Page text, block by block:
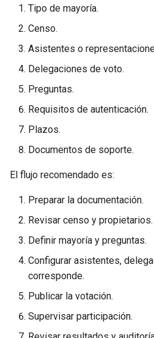
Tipo de mayoría.
Censo.
Asistentes o
Delegaciones de voto.
Preguntas.
Requisitos de autenticación.
Plazos.
Documentos de soporte.
El flujo recomendado es:
Preparar la documentación.
Revisar censo y propietarios.
Definir mayoría y preguntas.
Configurar asistentes,
corresponde.
Publicar la votación.
Supervisar participación.